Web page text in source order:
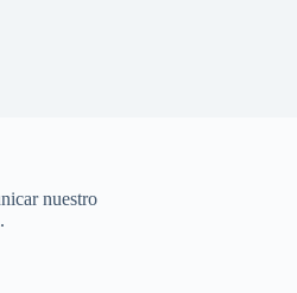
nuestro